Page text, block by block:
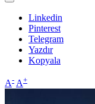
Linkedin
Pinterest
Telegram
Yazdır
Kopyala
A- A+